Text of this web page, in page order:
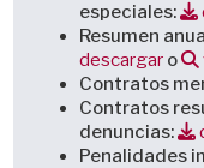
especiales:
Resumen
descargar o
Contratos
Contratos
denuncias:
Penalidades